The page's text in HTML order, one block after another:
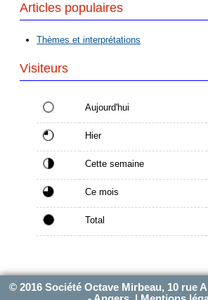
Articles populaires
Thèmes et interprétations
Visiteurs
Aujourd'hui
Hier
Cette semaine
Ce mois
Total
© 2016 Société Octave Mirbeau, 10 rue